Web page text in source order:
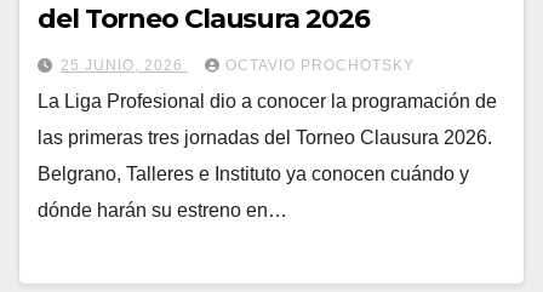
del Torneo Clausura 2026
25 JUNIO, 2026 OCTAVIO PROCHOTSKY
La Liga Profesional dio a conocer la programación de
las primeras tres jornadas del Torneo Clausura 2026.
Belgrano, Talleres e Instituto ya conocen cuándo y
dónde harán su estreno en…